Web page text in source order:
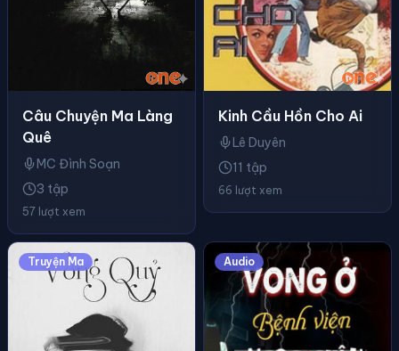
Câu Chuyện Ma Làng
Quê
MC Đình Soạn
3 tập
57 lượt xem
Kinh Cầu Hồn Cho Ai
Lê Duyên
11 tập
66 lượt xem
Truyện Ma Audio